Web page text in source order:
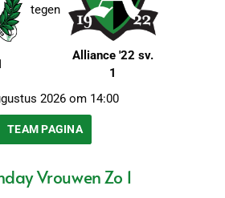
tegen
Alliance '22 sv.
1
2026 om 14:00
TEAM PAGINA
Vrouwen Zo 1